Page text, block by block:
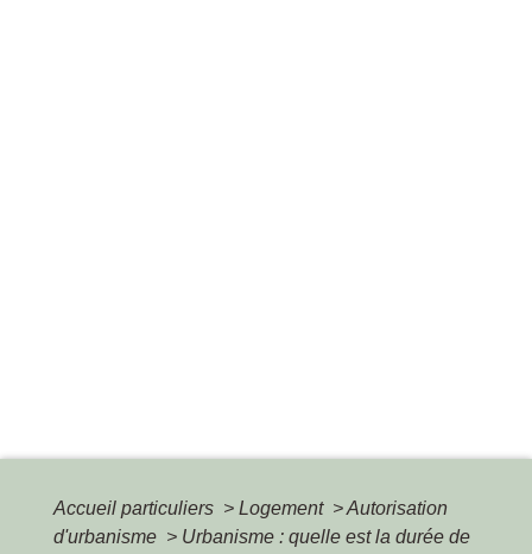
Accueil particuliers > Logement >Autorisation
d'urbanisme > Urbanisme : quelle est la durée de